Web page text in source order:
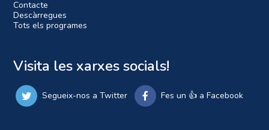
Contacte
Descàrregues
Tots els programes
Visita les xarxes socials!
Segueix-nos a Twitter Fes un 👍 a Facebook